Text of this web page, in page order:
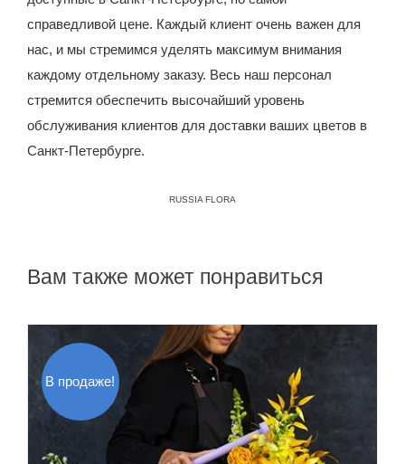
справедливой цене. Каждый клиент очень важен для
нас, и мы стремимся уделять максимум внимания
каждому отдельному заказу. Весь наш персонал
стремится обеспечить высочайший уровень
обслуживания клиентов для доставки ваших цветов в
Санкт-Петербурге.
RUSSIA FLORA
Вам также может понравиться
В продаже!